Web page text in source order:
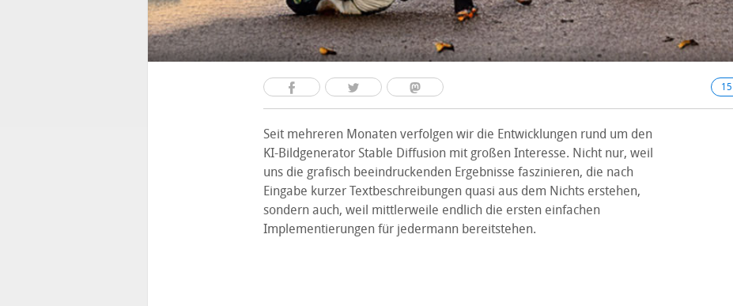
Seit mehreren Monaten verfolgen wir die Entwicklungen rund um den
KI-Bildgenerator Stable Diffusion mit großen Interesse. Nicht nur, weil
uns die grafisch beeindruckenden Ergebnisse faszinieren, die nach
Eingabe kurzer Textbeschreibungen quasi aus dem Nichts erstehen,
sondern auch, weil mittlerweile endlich die ersten einfachen
Implementierungen für jedermann bereitstehen.